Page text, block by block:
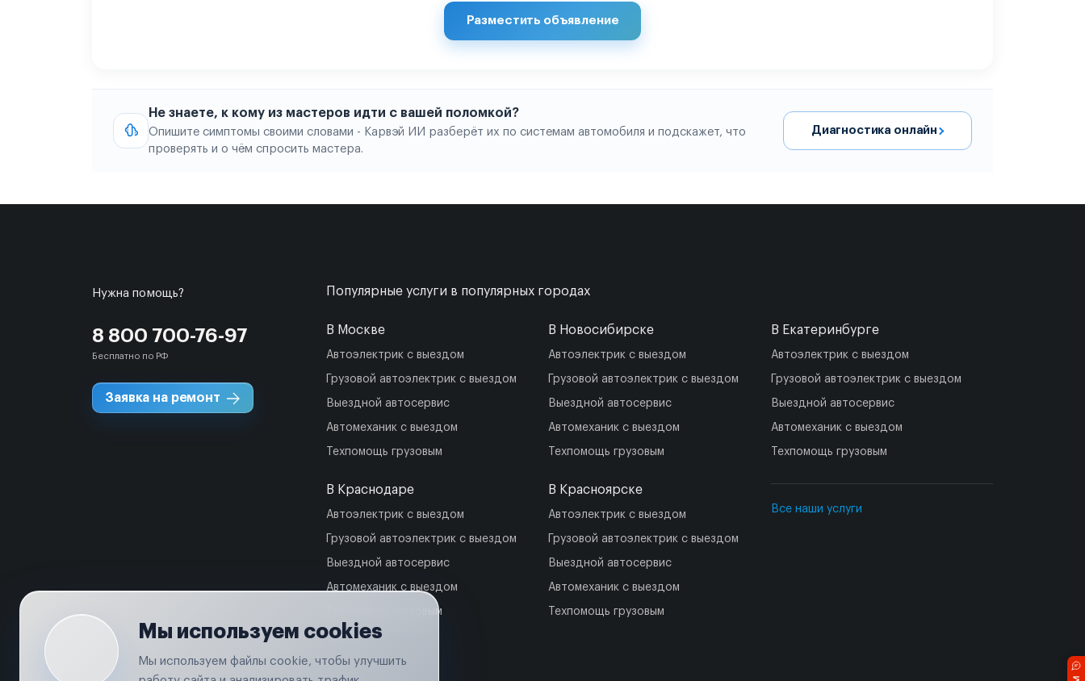
Разместить объявление
Не знаете, к кому из мастеров идти с вашей поломкой?
Опишите симптомы своими словами - Карвэй ИИ разберёт их по системам автомобиля и подскажет, что
проверять и о чём спросить мастера.
Диагностика онлайн
Нужна помощь?
8 800 700-76-97
Бесплатно по РФ
Заявка на ремонт
Популярные услуги в популярных городах
В Москве
Автоэлектрик с выездом
Грузовой автоэлектрик с выездом
Выездной автосервис
Автомеханик с выездом
Техпомощь грузовым
В Краснодаре
Автоэлектрик с выездом
Грузовой автоэлектрик с выездом
Выездной автосервис
Автомеханик с выездом
Техпомощь грузовым
В Новосибирске
Автоэлектрик с выездом
Грузовой автоэлектрик с выездом
Выездной автосервис
Автомеханик с выездом
Техпомощь грузовым
В Красноярске
Автоэлектрик с выездом
Грузовой автоэлектрик с выездом
Выездной автосервис
Автомеханик с выездом
Техпомощь грузовым
В Екатеринбурге
Автоэлектрик с выездом
Грузовой автоэлектрик с выездом
Выездной автосервис
Автомеханик с выездом
Техпомощь грузовым
Все наши услуги
Мы используем cookies
Мы используем файлы cookie, чтобы улучшить